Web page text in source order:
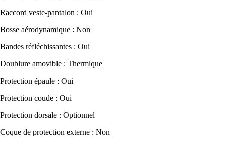
Raccord veste-pantalon : Oui
Bosse aérodynamique : Non
Bandes réfléchissantes : Oui
Doublure amovible : Thermique
Protection épaule : Oui
Protection coude : Oui
Protection dorsale : Optionnel
Coque de protection externe : Non